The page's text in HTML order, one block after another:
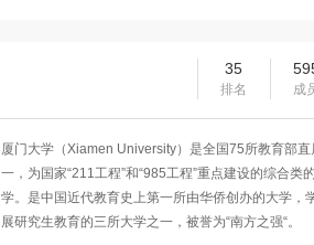
35
排名 成
厦门大学（Xiamen University）是全国75所教育部
一，为国家“211工程”和“985工程”重点建设的综合类
学。是中国近代教育史上第一所由华侨创办的大学，
展研究生教育的三所大学之一，被誉为“南方之强“。